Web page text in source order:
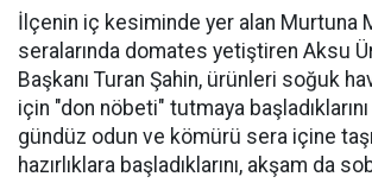
İlçenin iç kesiminde yer alan Murtuna
seralarında domates yetiştiren Aksu
Başkanı Turan Şahin, ürünleri soğuk
için "don nöbeti" tutmaya
gündüz odun ve kömürü sera içine
hazırlıklara başladıklarını, akşam da